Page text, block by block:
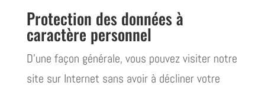
Protection des données à
caractère personnel
D’une façon générale, vous pouvez visiter notre
site sur Internet sans avoir à décliner votre